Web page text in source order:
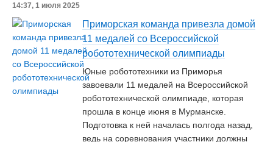
14:37, 1 июля 2025
Приморская команда привезла домой
11 медалей со Всероссийской
робототехнической олимпиады
Юные робототехники из Приморья
завоевали 11 медалей на Всероссийской
робототехнической олимпиаде, которая
прошла в конце июня в Мурманске.
Подготовка к ней началась полгода назад,
ведь на соревнования участники должны